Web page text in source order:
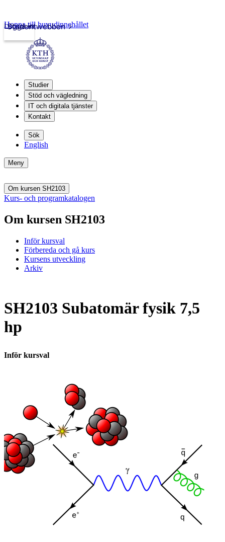
Studentwebben
Logga in
Hoppa till huvudinnehållet
Studier
Stöd och vägledning
IT och digitala tjänster
Kontakt
Sök
English
Meny
Om kursen SH2103
Kurs- och programkatalogen
Om kursen SH2103
Inför kursval
Förbereda och gå kurs
Kursens utveckling
Arkiv
SH2103 Subatomär fysik 7,5
hp
Inför kursval